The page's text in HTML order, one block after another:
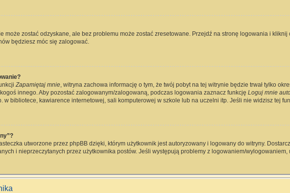
może zostać odzyskane, ale bez problemu może zostać zresetowane. Przejdź na stronę logowania i kliknij
będziesz móc się zalogować.
Zapamiętaj mnie, witryna zachowa informację o tym, że twój pobyt na tej witrynie będzie trwał tylko
innego. Aby pozostać zalogowanym/zalogowaną, podczas logowania zaznacz funkcję Loguj mnie
bibliotece, kawiarence internetowej, sali komputerowej w szkole lub na uczelni itp. Jeśli nie widzisz tej
utworzone przez phpBB dzięki, którym użytkownik jest autoryzowany i logowany do witryny.
i nieprzeczytanych przez użytkownika postów. Jeśli występują problemy z logowaniem/